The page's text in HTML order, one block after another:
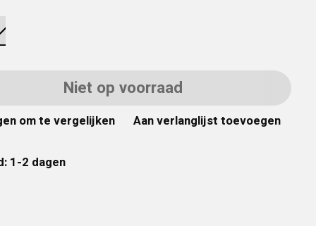
Niet op voorraad
om te vergelijken Aan verlanglijst toevoegen
1-2 dagen